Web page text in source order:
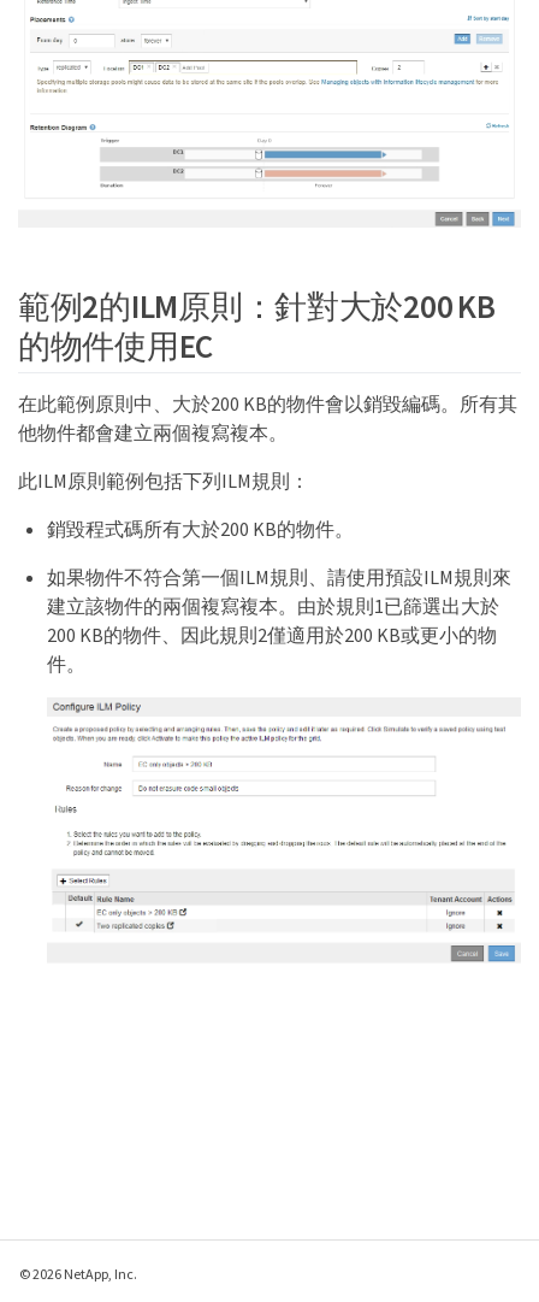
範例2的ILM原則：針對大於200 KB
的物件使用EC
在此範例原則中、大於200 KB的物件會以銷毀編碼。所有其
他物件都會建立兩個複寫複本。
此ILM原則範例包括下列ILM規則：
銷毀程式碼所有大於200 KB的物件。
如果物件不符合第一個ILM規則、請使用預設ILM規則來
建立該物件的兩個複寫複本。由於規則1已篩選出大於
200 KB的物件、因此規則2僅適用於200 KB或更小的物
件。
© 2026 NetApp, Inc.